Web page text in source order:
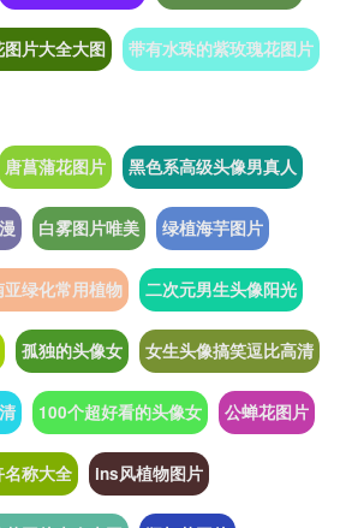
片大全大图 带有水珠的紫玫瑰花图片
唐菖蒲花图片 黑色系高级头像男真人
白雾图片唯美 绿植海芋图片
亚绿化常用植物 二次元男生头像阳光
孤独的头像女 女生头像搞笑逗比高清
100个超好看的头像女 公蝉花图片
称大全 ins风植物图片